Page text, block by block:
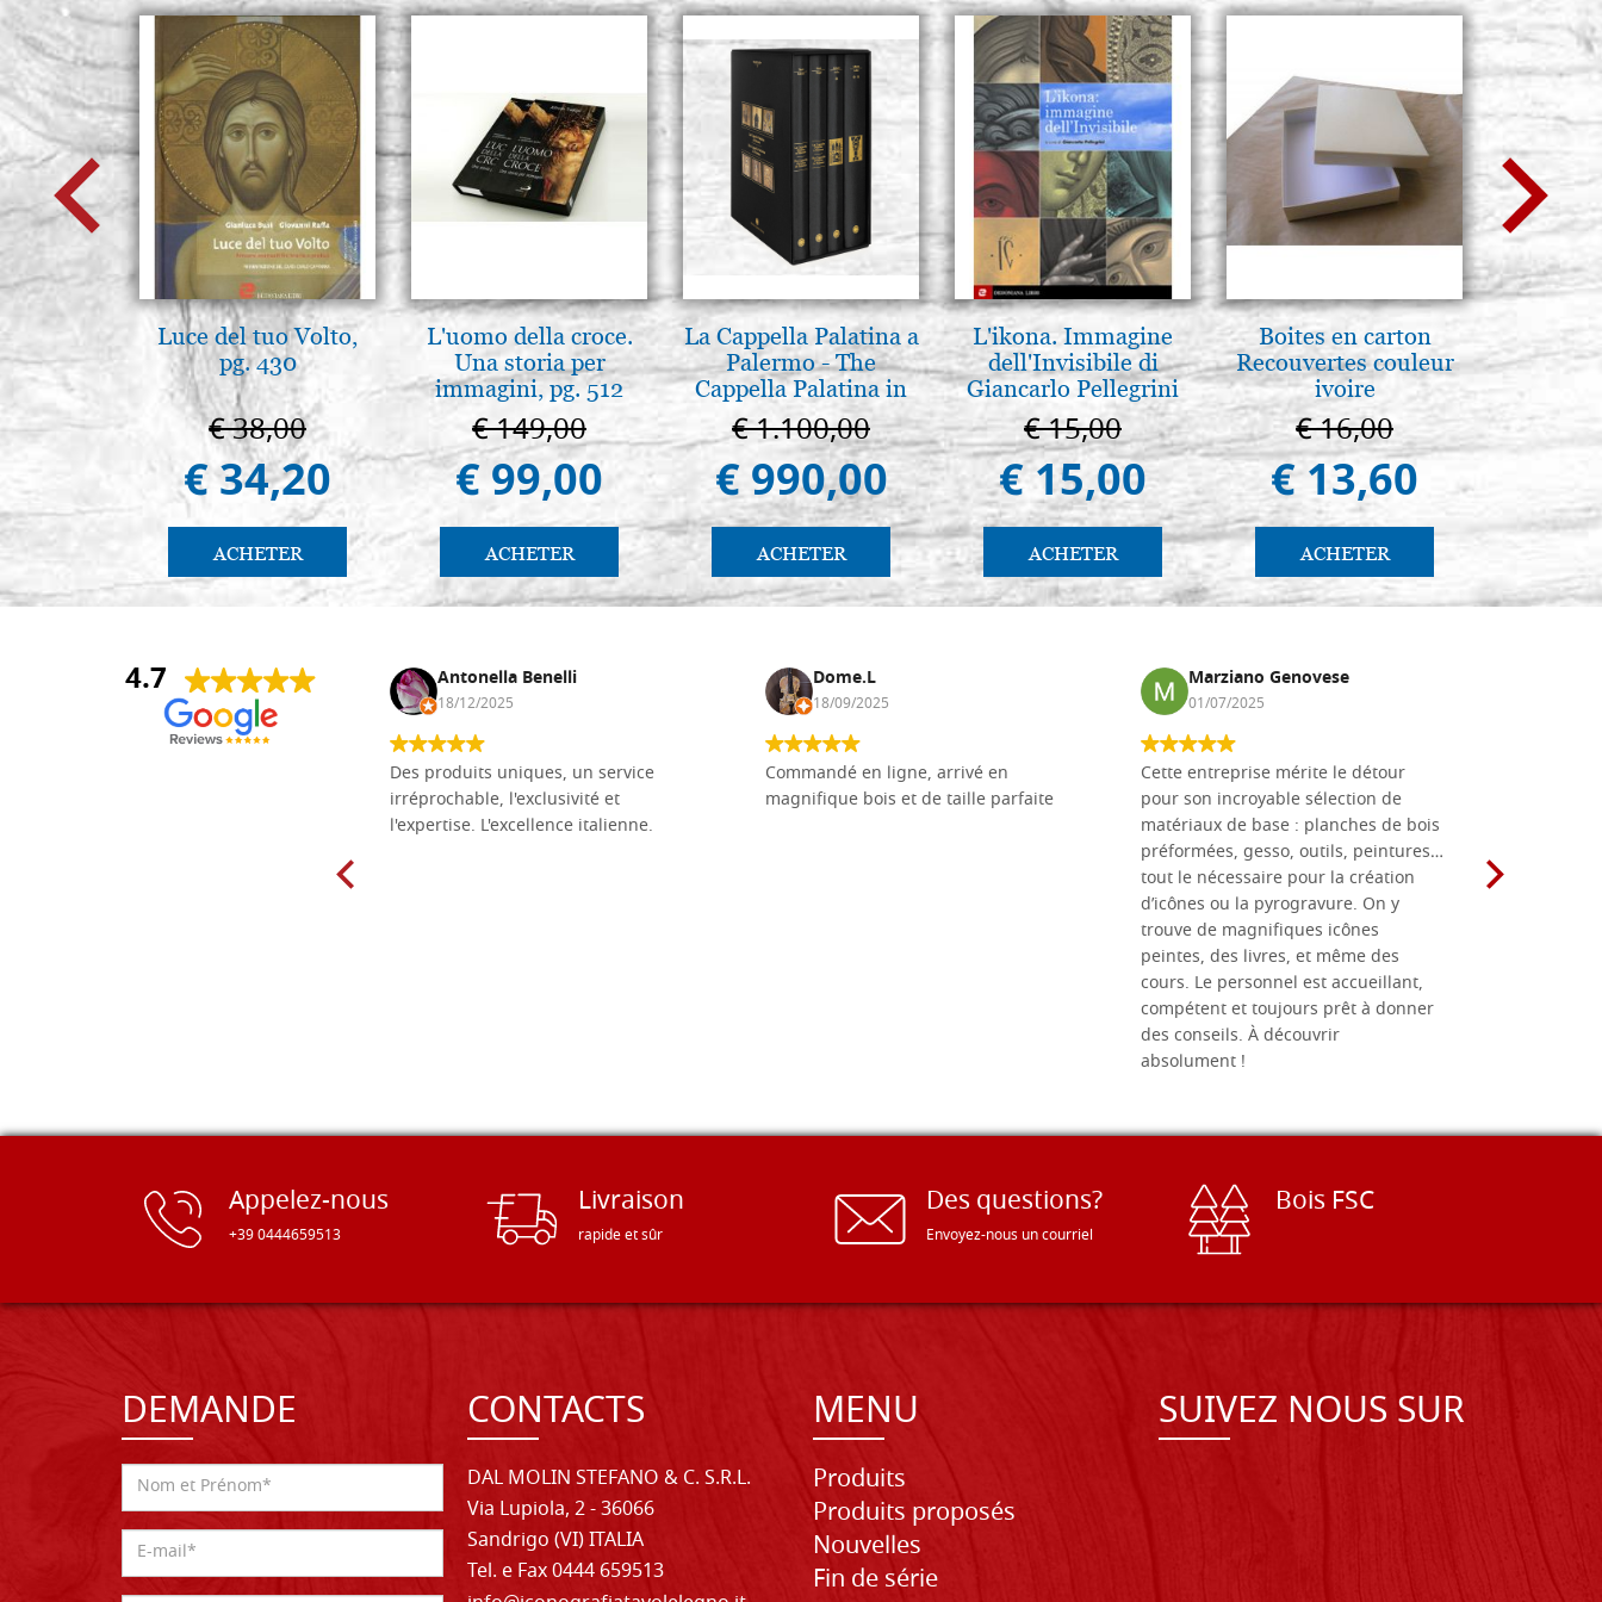
Luce del tuo Volto,
pg. 430
€ 38,00
€ 34,20
ACHETER
L'uomo della croce.
Una storia per
immagini, pg. 512
€ 149,00
€ 99,00
ACHETER
La Cappella Palatina a
Palermo - The
Cappella Palatina in
Palermo
€ 1.100,00
€ 990,00
ACHETER
L'ikona. Immagine
dell'Invisibile di
Giancarlo Pellegrini
€ 15,00
€ 15,00
ACHETER
Boites en carton
Recouvertes couleur
ivoire
€ 16,00
€ 13,60
ACHETER
€
4.7
Daniel Vandewalle Antonella Benelli
18/12/2025
Des produits uniques, un service
irréprochable, l'exclusivité et
l'expertise. L'excellence italienne.
Dome.L
18/09/2025
Commandé en ligne, arrivé en
magnifique bois et de taille parfaite
Marziano Genovese
01/07/2025
Cette entreprise mérite le détour
pour son incroyable sélection de
matériaux de base : planches de bois
préformées, gesso, outils, peintures…
tout le nécessaire pour la création
d’icônes ou la pyrogravure. On y
trouve de magnifiques icônes
peintes, des livres, et même des
cours. Le personnel est accueillant,
compétent et toujours prêt à donner
des conseils. À découvrir
absolument !
Appelez-nous
+39 0444659513
Livraison
rapide et sûr
Des questions?
Envoyez-nous un courriel
Bois FSC
DEMANDE CONTACTS
DAL MOLIN STEFANO & C. S.R.L.
Via Lupiola, 2 - 36066
Sandrigo (VI) ITALIA
Tel. e Fax 0444 659513
MENU
Produits
Produits proposés
Nouvelles
Fin de série
SUIVEZ NOUS SUR